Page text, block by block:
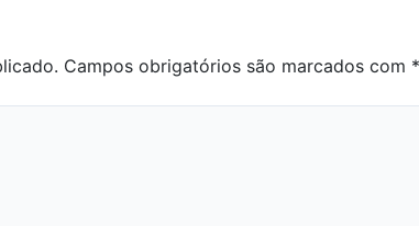
Campos obrigatórios são marcados com *